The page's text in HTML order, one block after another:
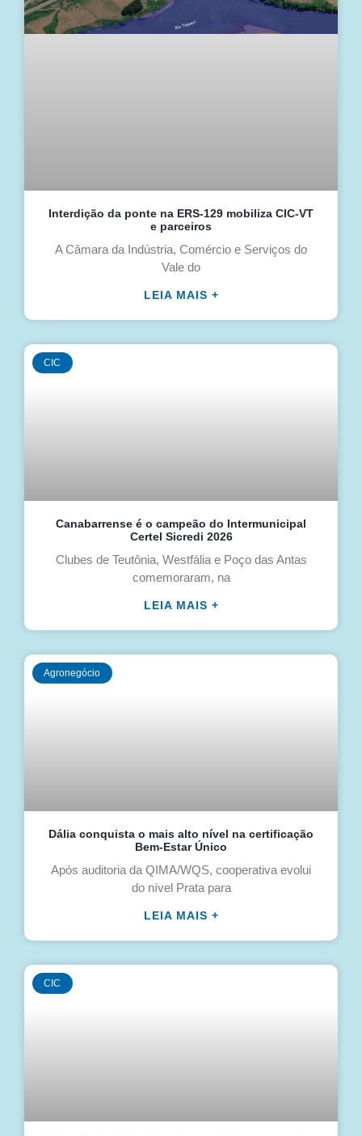
Interdição da ponte na ERS-129 mobiliza CIC-VT
e parceiros
A Câmara da Indústria, Comércio e Serviços do
Vale do
LEIA MAIS +
CIC
Canabarrense é o campeão do Intermunicipal
Certel Sicredi 2026
Clubes de Teutônia, Westfália e Poço das Antas
comemoraram, na
LEIA MAIS +
Agronegócio
Dália conquista o mais alto nível na certificação
Bem-Estar Único
Após auditoria da QIMA/WQS, cooperativa evolui
do nível Prata para
LEIA MAIS +
CIC